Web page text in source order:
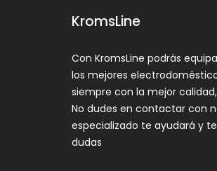
KromsLine
Con KromsLine podrás
los mejores
siempre con la mejor
No dudes en contactar con
especializado te ayudará y
dudas